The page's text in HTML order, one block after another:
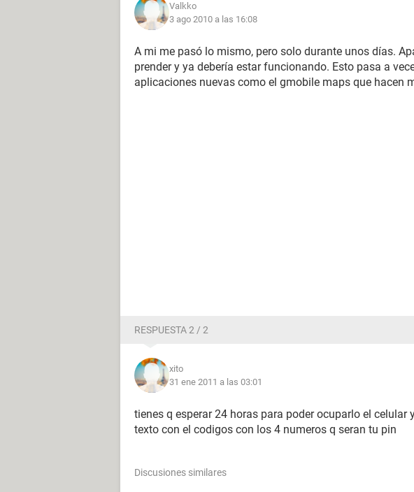
Valkko
3 ago 2010 a las 16:08
A mi me pasó lo mismo, pero solo durante unos días.
prender y ya debería estar funcionando. Esto pasa a
aplicaciones nuevas como el gmobile maps que hacen
RESPUESTA 2 / 2
xito
31 ene 2011 a las 03:01
tienes q esperar 24 horas para poder ocuparlo el celular
texto con el codigos con los 4 numeros q seran tu pin
Discusiones similares